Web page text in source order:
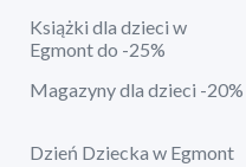
Książki dla dzieci w
Egmont do -25%
Magazyny dla dzieci -20%
Dzień Dziecka w Egmont